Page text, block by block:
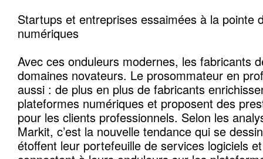
Startups et entreprises essaimées à la pointe
numériques
Avec ces onduleurs modernes, les fabricants
domaines novateurs. Le prosommateur en
aussi : de plus en plus de fabricants
plateformes numériques et proposent des
pour les clients professionnels. Selon les
Markit, c’est la nouvelle tendance qui se
étoffent leur portefeuille de services logiciels et